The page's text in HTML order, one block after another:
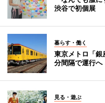
渋谷で初個展
暮らす・働く
東京メトロ「
分間隔で運行へ
見る・遊ぶ